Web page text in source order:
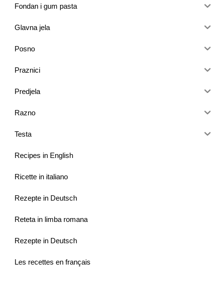
Fondan i gum pasta
Glavna jela
Posno
Praznici
Predjela
Razno
Testa
Recipes in English
Ricette in italiano
Rezepte in Deutsch
Reteta in limba romana
Rezepte in Deutsch
Les recettes en français